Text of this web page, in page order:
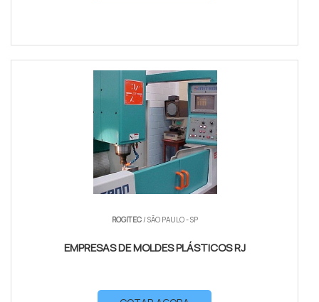
ROGITEC/ SÃO PAULO - SP
EMPRESAS DE MOLDES PLÁSTICOS RJ